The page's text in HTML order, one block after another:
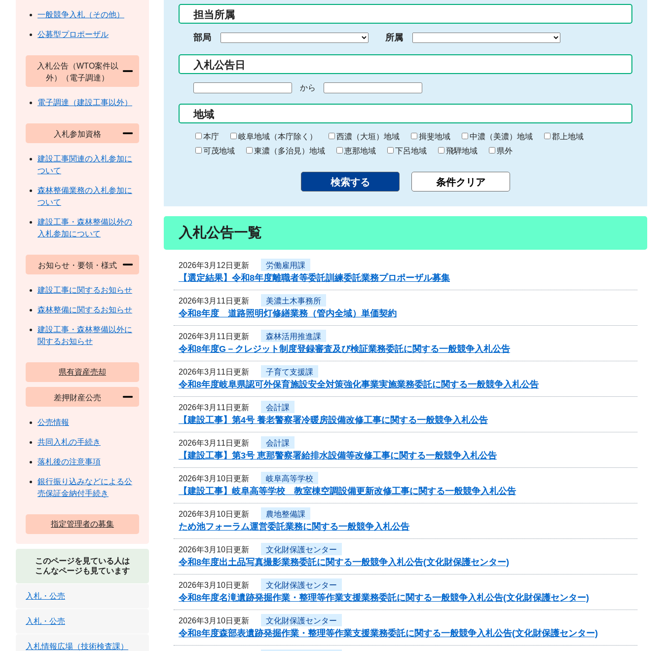
ー
入
力
担当所属
部局 所属
入札公告日
の
始
ま
り
から
終
わ
り
地域
本庁 岐阜地域（本庁除く） 西濃（大垣）地域 揖斐地域 中濃（美濃）地域
郡上地域
可茂地域
東濃（多治見）地域 恵那地域 下呂地域 飛騨地域 県外
入札公告一覧
2026年3月12日更新 労働雇用課
【選定結果】令和8年度離職者等委託訓練委託業務プロポーザル募集
2026年3月11日更新 美濃土木事務所
令和8年度 道路照明灯修繕業務（管内全域）単価契約
2026年3月11日更新 森林活用推進課
令和8年度G－クレジット制度登録審査及び検証業務委託に関する一般競争入札公告
2026年3月11日更新 子育て支援課
令和8年度岐阜県認可外保育施設安全対策強化事業実施業務委託に関する一般競争入札公告
2026年3月11日更新 会計課
【建設工事】第4号 養老警察署冷暖房設備改修工事に関する一般競争入札公告
2026年3月11日更新 会計課
【建設工事】第3号 恵那警察署給排水設備等改修工事に関する一般競争入札公告
2026年3月10日更新 岐阜高等学校
【建設工事】岐阜高等学校 教室棟空調設備更新改修工事に関する一般競争入札公告
2026年3月10日更新 農地整備課
ため池フォーラム運営委託業務に関する一般競争入札公告
2026年3月10日更新 文化財保護センター
令和8年度出土品写真撮影業務委託に関する一般競争入札公告(文化財保護センター)
2026年3月10日更新 文化財保護センター
令和8年度名滝遺跡発掘作業・整理等作業支援業務委託に関する一般競争入札公告(文化財保護センター)
2026年3月10日更新 文化財保護センター
令和8年度森部表遺跡発掘作業・整理等作業支援業務委託に関する一般競争入札公告(文化財保護センター)
一般競争入札（その他）
公募型プロポーザル
入札公告（WTO案件以
外）（電子調達）
電子調達（建設工事以外）
入札参加資格
建設工事関連の入札参加に
ついて
森林整備業務の入札参加に
ついて
建設工事・森林整備以外の
入札参加について
お知らせ・要領・様式
建設工事に関するお知らせ
森林整備に関するお知らせ
建設工事・森林整備以外に
関するお知らせ
県有資産売却
差押財産公売
公売情報
共同入札の手続き
落札後の注意事項
銀行振り込みなどによる公
売保証金納付手続き
指定管理者の募集
このページを見ている人は
こんなページも見ています
入札・公売
入札・公売
入札情報広場（技術検査課）